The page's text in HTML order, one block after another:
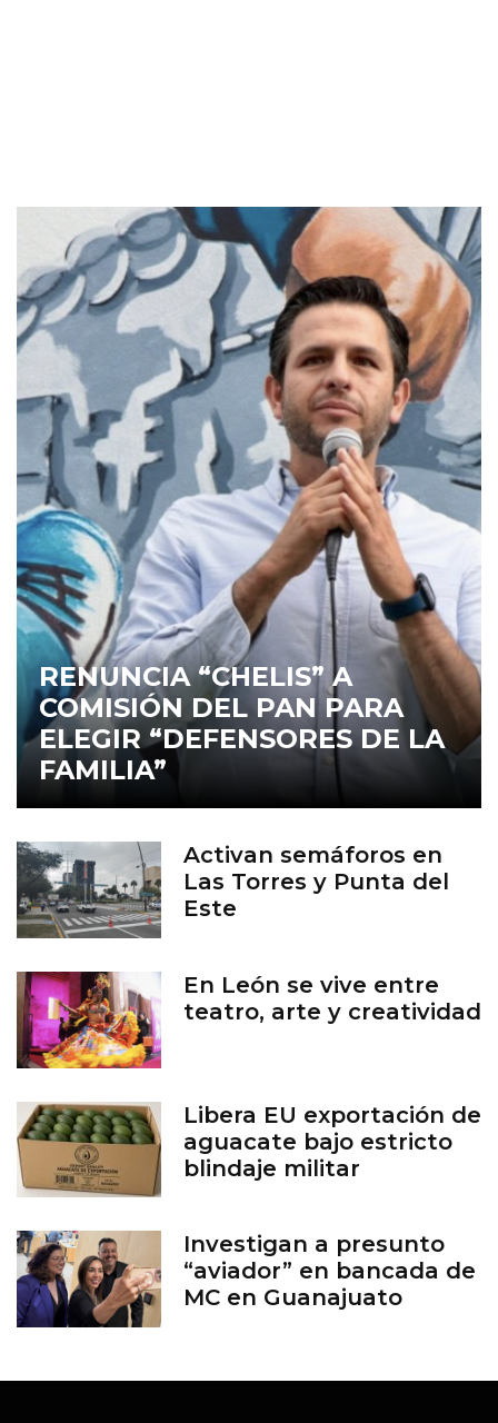
RENUNCIA “CHELIS” A
COMISIÓN DEL PAN PARA
ELEGIR “DEFENSORES DE LA
FAMILIA”
Activan semáforos en
Las Torres y Punta del
Este
En León se vive entre
teatro, arte y creatividad
Libera EU exportación de
aguacate bajo estricto
blindaje militar
Investigan a presunto
“aviador” en bancada de
MC en Guanajuato